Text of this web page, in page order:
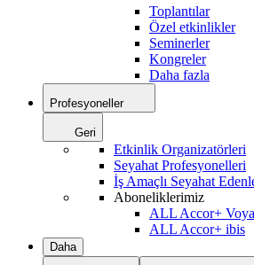
Toplantılar
Özel etkinlikler
Seminerler
Kongreler
Daha fazla
Profesyoneller
Geri
Etkinlik Organizatörleri
Seyahat Profesyonelleri
İş Amaçlı Seyahat
Aboneliklerimiz
ALL Accor+
ALL Accor+ ibis
Daha